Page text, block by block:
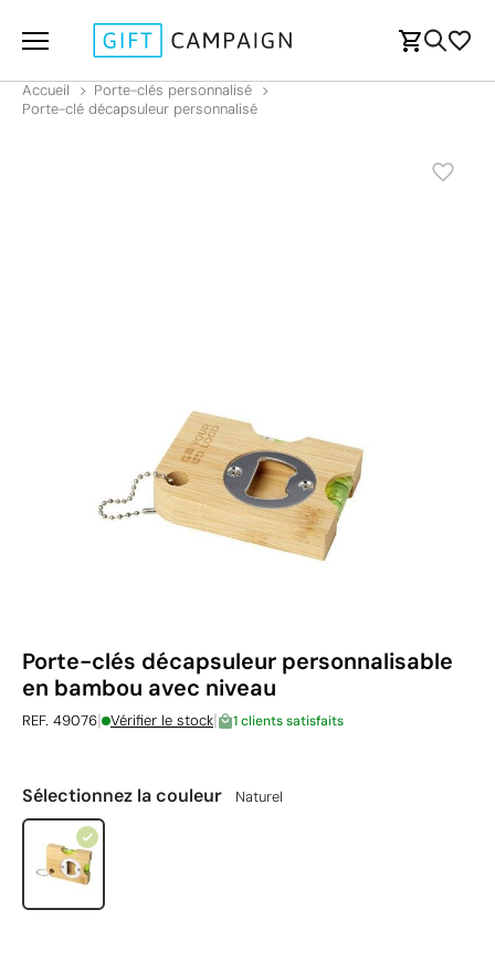
Accueil
Porte-clés personnalisé
Porte-clé décapsuleur personnalisé
Porte-clés décapsuleur personnalisable
en bambou avec niveau
REF. 49076| Vérifier le stock| 1 clients satisfaits
Sélectionnez la couleur Naturel